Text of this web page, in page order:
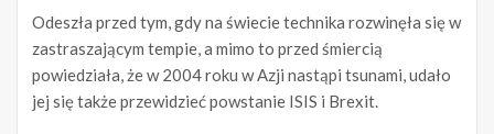
Odeszła przed tym, gdy na świecie technika rozwinęła się w
zastraszającym tempie, a mimo to przed śmiercią
powiedziała, że w 2004 roku w Azji nastąpi tsunami, udało
jej się także przewidzieć powstanie ISIS i Brexit.